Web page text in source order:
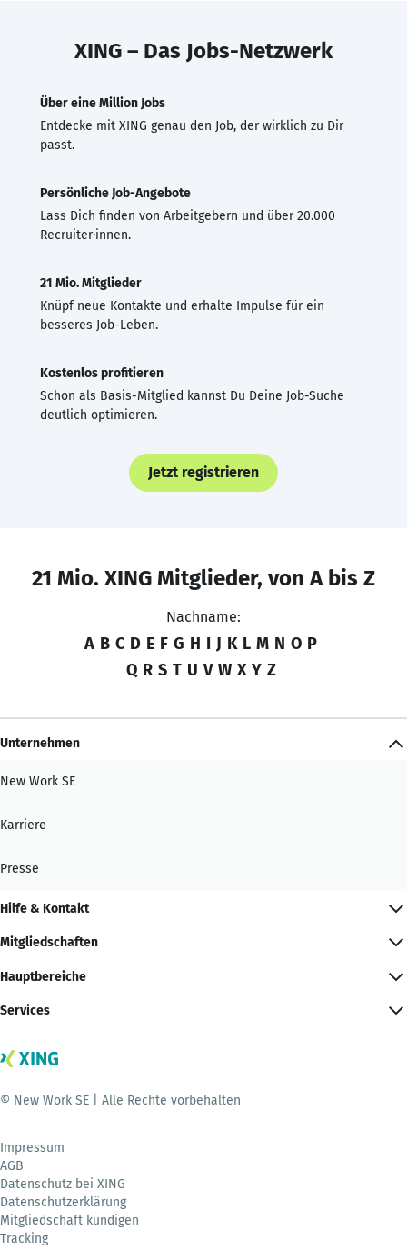
XING – Das Jobs-Netzwerk
Über eine Million Jobs
Entdecke mit XING genau den Job, der wirklich zu Dir
passt.
Persönliche Job-Angebote
Lass Dich finden von Arbeitgebern und über 20.000
Recruiter·innen.
21 Mio. Mitglieder
Knüpf neue Kontakte und erhalte Impulse für ein
besseres Job-Leben.
Kostenlos profitieren
Schon als Basis-Mitglied kannst Du Deine Job-Suche
deutlich optimieren.
Jetzt registrieren
21 Mio. XING Mitglieder, von A bis Z
Nachname:
A B C D E F G H I J K L M N O P
Q R S T U V W X Y Z
Unternehmen
New Work SE
Karriere
Presse
Hilfe & Kontakt
Mitgliedschaften
Hauptbereiche
Services
© New Work SE | Alle Rechte vorbehalten
Impressum
AGB
Datenschutz bei XING
Datenschutzerklärung
Mitgliedschaft kündigen
Tracking